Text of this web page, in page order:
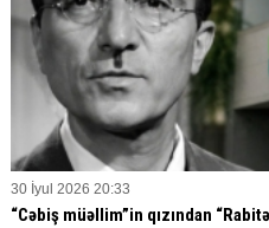
30 İyul 2026 20:33
“Cəbiş müəllim”in qızından